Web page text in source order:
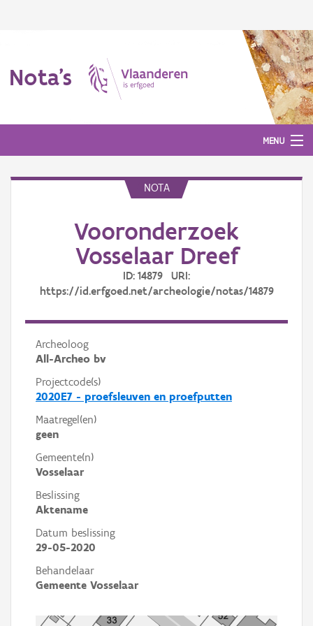
Nota's
MENU
NOTA
Vooronderzoek
Vosselaar Dreef
ID: 14879 URI:
https://id.erfgoed.net/archeologie/notas/14879
Archeoloog
All-Archeo bv
Projectcode(s)
2020E7 - proefsleuven en proefputten
Maatregel(en)
geen
Gemeente(n)
Vosselaar
Beslissing
Aktename
Datum beslissing
29-05-2020
Behandelaar
Gemeente Vosselaar